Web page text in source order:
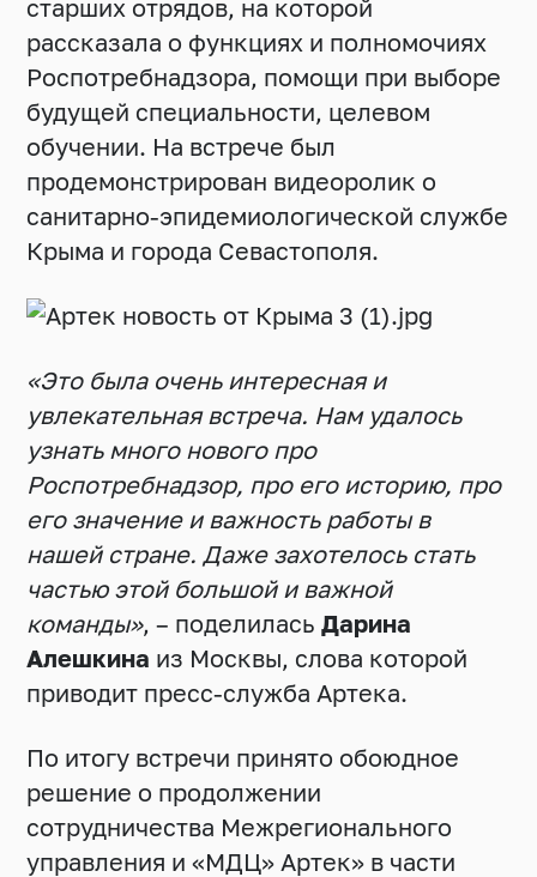
старших отрядов, на которой
рассказала о функциях и полномочиях
Роспотребнадзора, помощи при выборе
будущей специальности, целевом
обучении. На встрече был
продемонстрирован видеоролик о
санитарно-эпидемиологической службе
Крыма и города Севастополя.
«Это была очень интересная и
увлекательная встреча. Нам удалось
узнать много нового про
Роспотребнадзор, про его историю, про
его значение и важность работы в
нашей стране. Даже захотелось стать
частью этой большой и важной
команды», – поделиласьДарина
Алешкина из Москвы, слова которой
приводит пресс-служба Артека.
По итогу встречи принято обоюдное
решение о продолжении
сотрудничества Межрегионального
управления и «МДЦ» Артек» в части